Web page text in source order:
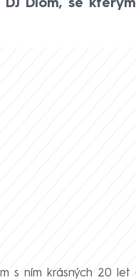
Diom, se
s ním krásných 20